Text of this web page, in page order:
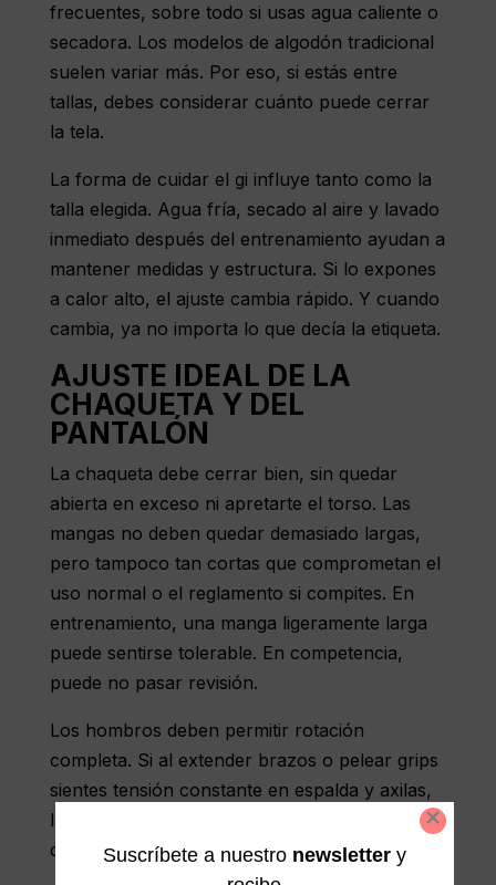
frecuentes, sobre todo si usas agua caliente o
secadora. Los modelos de algodón tradicional
suelen variar más. Por eso, si estás entre
tallas, debes considerar cuánto puede cerrar
la tela.
La forma de cuidar el gi influye tanto como la
talla elegida. Agua fría, secado al aire y lavado
inmediato después del entrenamiento ayudan a
mantener medidas y estructura. Si lo expones
a calor alto, el ajuste cambia rápido. Y cuando
cambia, ya no importa lo que decía la etiqueta.
AJUSTE IDEAL DE LA
CHAQUETA Y DEL
PANTALÓN
La chaqueta debe cerrar bien, sin quedar
abierta en exceso ni apretarte el torso. Las
mangas no deben quedar demasiado largas,
pero tampoco tan cortas que comprometan el
uso normal o el reglamento si compites. En
entrenamiento, una manga ligeramente larga
puede sentirse tolerable. En competencia,
puede no pasar revisión.
Los hombros deben permitir rotación
completa. Si al extender brazos o pelear grips
sientes tensión constante en espalda y axilas,
la talla va corta o el corte no se adapta a tu
cuerpo. Ese gi no te va a dar buena vida útil.
Suscríbete a nuestro newslettery